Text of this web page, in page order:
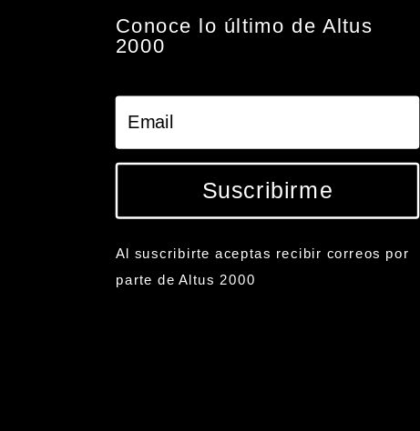
Conoce lo último de Altus
2000
Suscribirme
Al suscribirte aceptas recibir correos por
parte de Altus 2000